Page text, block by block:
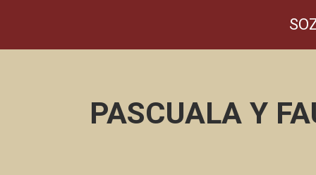
PASCUALA Y